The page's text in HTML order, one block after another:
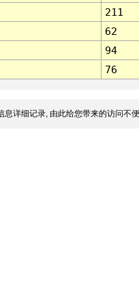
211
62
94
76
息详细记录, 由此给您带来的访问不